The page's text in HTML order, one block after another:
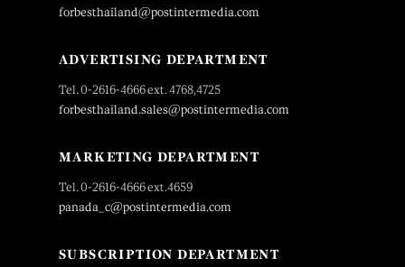
forbesthailand@postintermedia.com
ADVERTISING DEPARTMENT
Tel. 0-2616-4666 ext. 4768,4725
forbesthailand.sales@postintermedia.com
MARKETING DEPARTMENT
Tel. 0-2616-4666 ext.4659
panada_c@postintermedia.com
SUBSCRIPTION DEPARTMENT